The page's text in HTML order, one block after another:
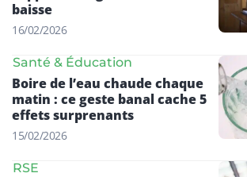
baisse
16/02/2026
Santé & Éducation
Boire de l’eau chaude chaque
matin : ce geste banal cache 5
effets surprenants
15/02/2026
RSE